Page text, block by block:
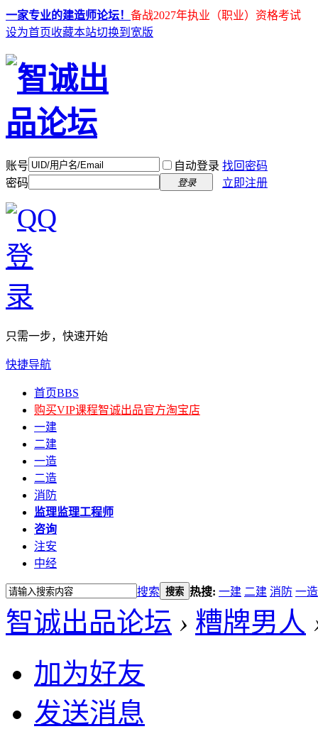
一家专业的建造师论坛！ 备战2027年执业（职业）资格考试
设为首页收藏本站切换到宽版
账号 自动登录 找回密码
密码
登录 立即注册
只需一步，快速开始
快捷导航
首页BBS
购买VIP课程智诚出品官方淘宝店
一建
二建
一造
二造
消防
监理监理工程师
咨询
注安
中经
搜索 搜索 热搜: 一建 二建 消防 一造
智诚出品论坛 › 糟牌男人
加为好友
发送消息